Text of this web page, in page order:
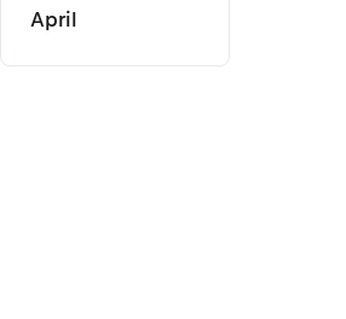
April